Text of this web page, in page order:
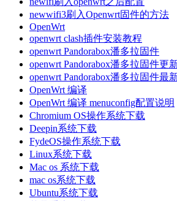
newwifi3刷入Openwrt固件的方法
OpenWrt
openwrt clash插件安装教程
openwrt Pandorabox潘多拉固件
openwrt Pandorabox潘多拉固件更
openwrt Pandorabox潘多拉固件最
OpenWrt 编译
OpenWrt 编译 menuconfig配置说明
Chromium OS操作系统下载
Deepin系统下载
FydeOS操作系统下载
Linux系统下载
Mac os 系统下载
mac os系统下载
Ubuntu系统下载